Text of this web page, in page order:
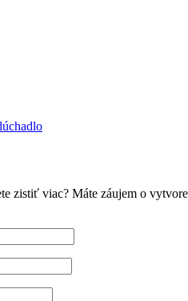
zistiť viac? Máte záujem o